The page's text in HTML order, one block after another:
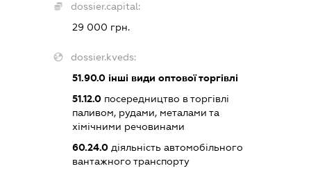
dossier.capital:
29 000 грн.
dossier.kveds:
51.90.0 інші види оптової торгівлі
51.12.0 посередництво в торгівлі
паливом, рудами, металами та
хімічними речовинами
60.24.0 діяльність автомобільного
вантажного транспорту